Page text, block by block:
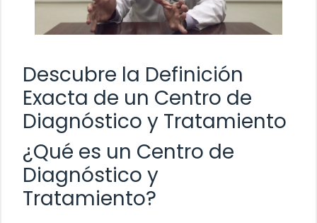
Descubre la Definición
Exacta de un Centro de
Diagnóstico y Tratamiento
¿Qué es un Centro de
Diagnóstico y
Tratamiento?